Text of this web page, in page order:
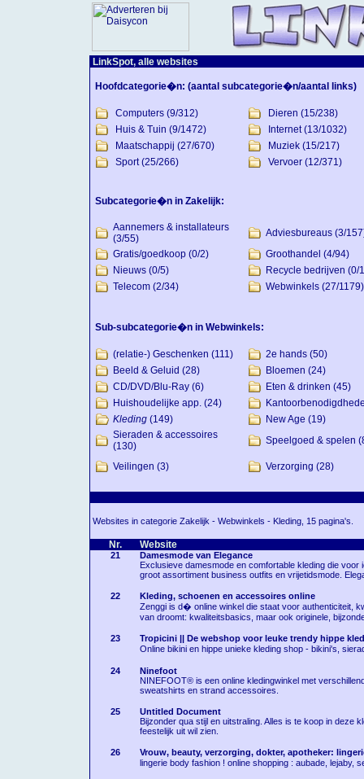
LinkSpot, alle websites
Hoofdcategorie�n: (aantal subcategorie�n/aantal links)
Computers (9/312) Dieren (15/238)
Huis & Tuin (9/1472) Internet(13/1032)
Maatschappij (27/670) Muziek (15/217)
Sport(25/266) Vervoer (12/371)
Subcategorie�n in Zakelijk:
Aannemers & installateurs
(3/55)
Adviesbureaus (3/
Gratis/goedkoop (0/2) Groothandel (4/94)
Nieuws (0/5) Recycle bedrijven (0/
Telecom (2/34) Webwinkels (27/1179)
Sub-subcategorie�n in Webwinkels:
(relatie-) Geschenken (111) 2e hands (50)
Beeld & Geluid (28) Bloemen (24)
CD/DVD/Blu-Ray (6) Eten & drinken (45)
Huishoudelijke app. (24)
Kleding (149) New Age (19)
Sieraden & accessoires
(130)
Speelgoed & spelen
Veilingen (3) Verzorging (28)
Websites in categorie Zakelijk - Webwinkels - Kleding, 15 pagina's.
Nr. Website
21
Damesmode van Elegance
Exclusieve damesmode en comfortable kleding die
groot assortiment business outfits en vrijetidsmode.
22
Kleding, schoenen en accessoires online
Zenggi is d� online winkel die staat voor authenticiteit,
van droomt: kwaliteitsbasics, maar ook originele,
23
Tropicini || De webshop voor leuke trendy hippe
Online bikini en hippe unieke kleding shop - bikini's,
24
Ninefoot
NINEFOOT® is een online kledingwinkel met
sweatshirts en strand accessoires.
25
Untitled Document
Bijzonder qua stijl en uitstraling. Alles is te koop in deze
feestelijk uit wil zien.
26
Vrouw, beauty, verzorging, dokter, apotheker:
lingerie body fashion ! online shopping : aubade, lejaby,